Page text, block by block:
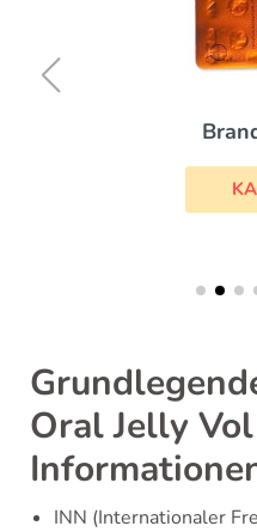
Oral Jelly
INN (Internationaler